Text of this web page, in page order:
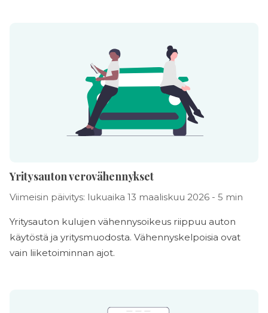
Yritysauton verovähennykset
Viimeisin päivitys: lukuaika 13 maaliskuu 2026 - 5 min
Yritysauton kulujen vähennysoikeus riippuu auton
käytöstä ja yritysmuodosta. Vähennyskelpoisia ovat
vain liiketoiminnan ajot.